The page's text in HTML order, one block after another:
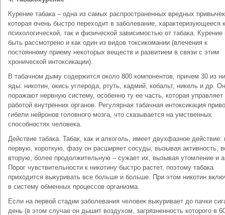
Курение табака – одна из самых распространенных вредных
которая очень быстро переходит в заболевание, характеризующееся
психологической, так и физической зависимостью от табака.
быть рассмотрено и как один из видов токсикомании (влечения к
постоянному приему некоторых веществ и развитием в связи с этим
хронической интоксикации).
В табачном дыму содержится около 800 компонентов, причем 30 из
яды: никотин, окись углерода, ртуть, кадмий, кобальт, никель и др.
поражают нервную систему, особенно ту ее часть, которая управляет
работой внутренних органов. Регулярная табачная интоксикация
гибели нейронов головного мозга, что сказывается на умственных
способностях человека.
Действие табака. Табак, как и алкоголь, имеет двухфазное действие:
первую, короткую, фазу он расширяет сосуды, вызывая активность,
вторую, более продолжительную – сужает их, вызывая утомление и
Порог чувствительности к никотину быстро растет, поэтому табака
приходится выкуривать все больше и больше. При этом никотин
в систему обменных процессов организма.
Если на первой стадии заболевания человек выкуривает до пачки
день (в этом случае он дышит воздухом, загрязненность которого в